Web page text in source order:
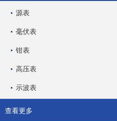
源表
毫伏表
钳表
高压表
示波表
查看更多